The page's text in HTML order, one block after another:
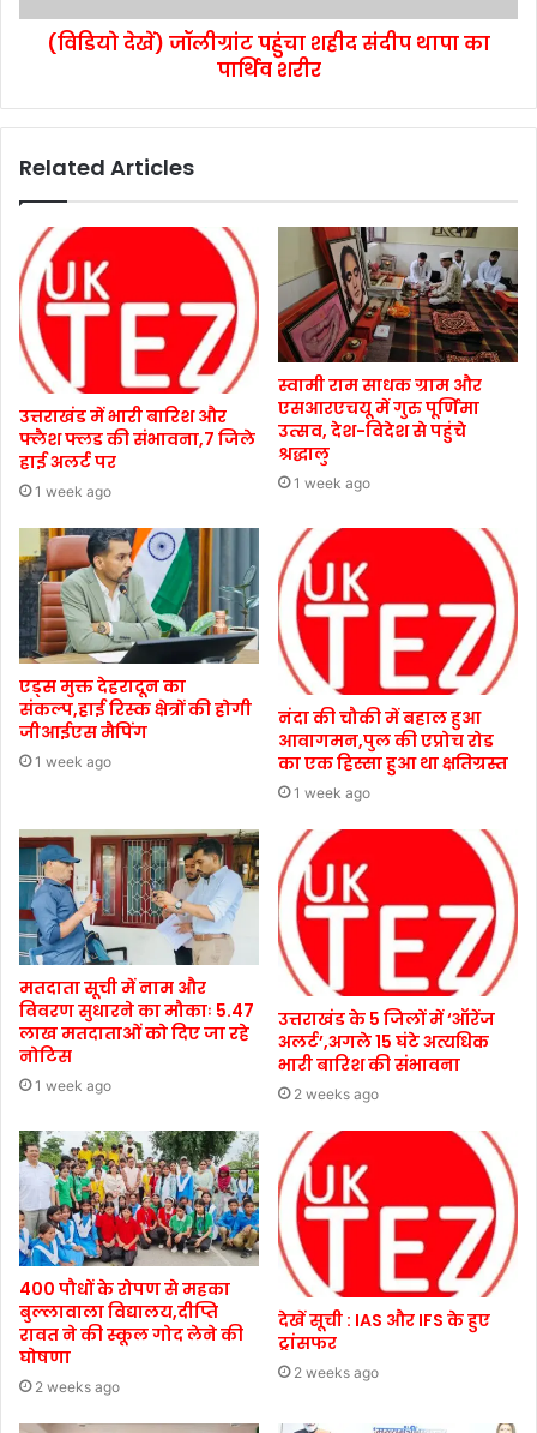
(विडियो देखें) जॉलीग्रांट पहुंचा शहीद संदीप थापा का
पार्थिव शरीर
Related Articles
उत्तराखंड में भारी बारिश और
फ्लैश फ्लड की संभावना,7 जिले
हाई अलर्ट पर
1 week ago
स्वामी राम साधक ग्राम और
एसआरएचयू में गुरु पूर्णिमा
उत्सव, देश-विदेश से पहुंचे
श्रद्धालु
1 week ago
एड्स मुक्त देहरादून का
संकल्प,हाई रिस्क क्षेत्रों की होगी
जीआईएस मैपिंग
1 week ago
नंदा की चौकी में बहाल हुआ
आवागमन,पुल की एप्रोच रोड
का एक हिस्सा हुआ था क्षतिग्रस्त
1 week ago
मतदाता सूची में नाम और
विवरण सुधारने का मौकाः 5.47
लाख मतदाताओं को दिए जा रहे
नोटिस
1 week ago
उत्तराखंड के 5 जिलों में ‘ऑरेंज
अलर्ट’,अगले 15 घंटे अत्यधिक
भारी बारिश की संभावना
2 weeks ago
400 पौधों के रोपण से महका
बुल्लावाला विद्यालय,दीप्ति
रावत ने की स्कूल गोद लेने की
घोषणा
2 weeks ago
देखें सूची : IAS और IFS के हुए
ट्रांसफर
2 weeks ago